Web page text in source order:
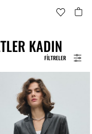
FILTRELER
KADIN